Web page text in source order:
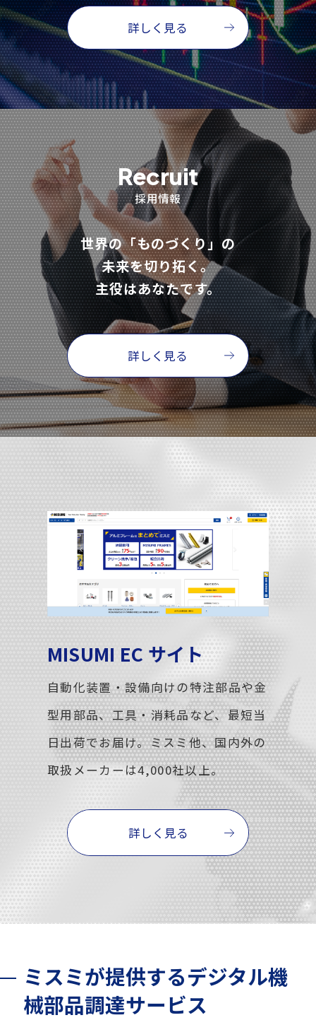
詳しく見る
Recruit
採用情報
世界の「ものづくり」の
未来を切り拓く。
主役はあなたです。
詳しく見る
MISUMI EC サイト
自動化装置・設備向けの特注部品や金
型用部品、工具・消耗品など、最短当
日出荷でお届け。ミスミ他、国内外の
取扱メーカーは4,000社以上。
詳しく見る
ミスミが提供するデジタル機
械部品調達サービス